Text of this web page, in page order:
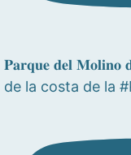
𝐏𝐚𝐫𝐪𝐮𝐞 𝐝𝐞𝐥
de la costa de la